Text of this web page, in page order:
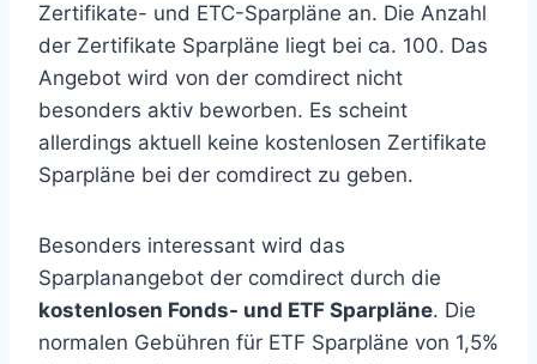
Zertifikate- und ETC-Sparpläne an. Die Anzahl
der Zertifikate Sparpläne liegt bei ca. 100. Das
Angebot wird von der comdirect nicht
besonders aktiv beworben. Es scheint
allerdings aktuell keine kostenlosen Zertifikate
Sparpläne bei der comdirect zu geben.
Besonders interessant wird das
Sparplanangebot der comdirect durch die
kostenlosen Fonds- und ETF Sparpläne. Die
normalen Gebühren für ETF Sparpläne von 1,5%